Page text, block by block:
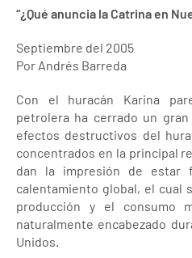
“¿Qué anuncia la Catrina en
Septiembre del 2005
Por Andrés Barreda
Con el huracán Karina
petrolera ha cerrado un
efectos destructivos del
concentrados en la principal
dan la impresión de estar
calentamiento global, el cual
producción y el consumo
naturalmente encabezado
Unidos.